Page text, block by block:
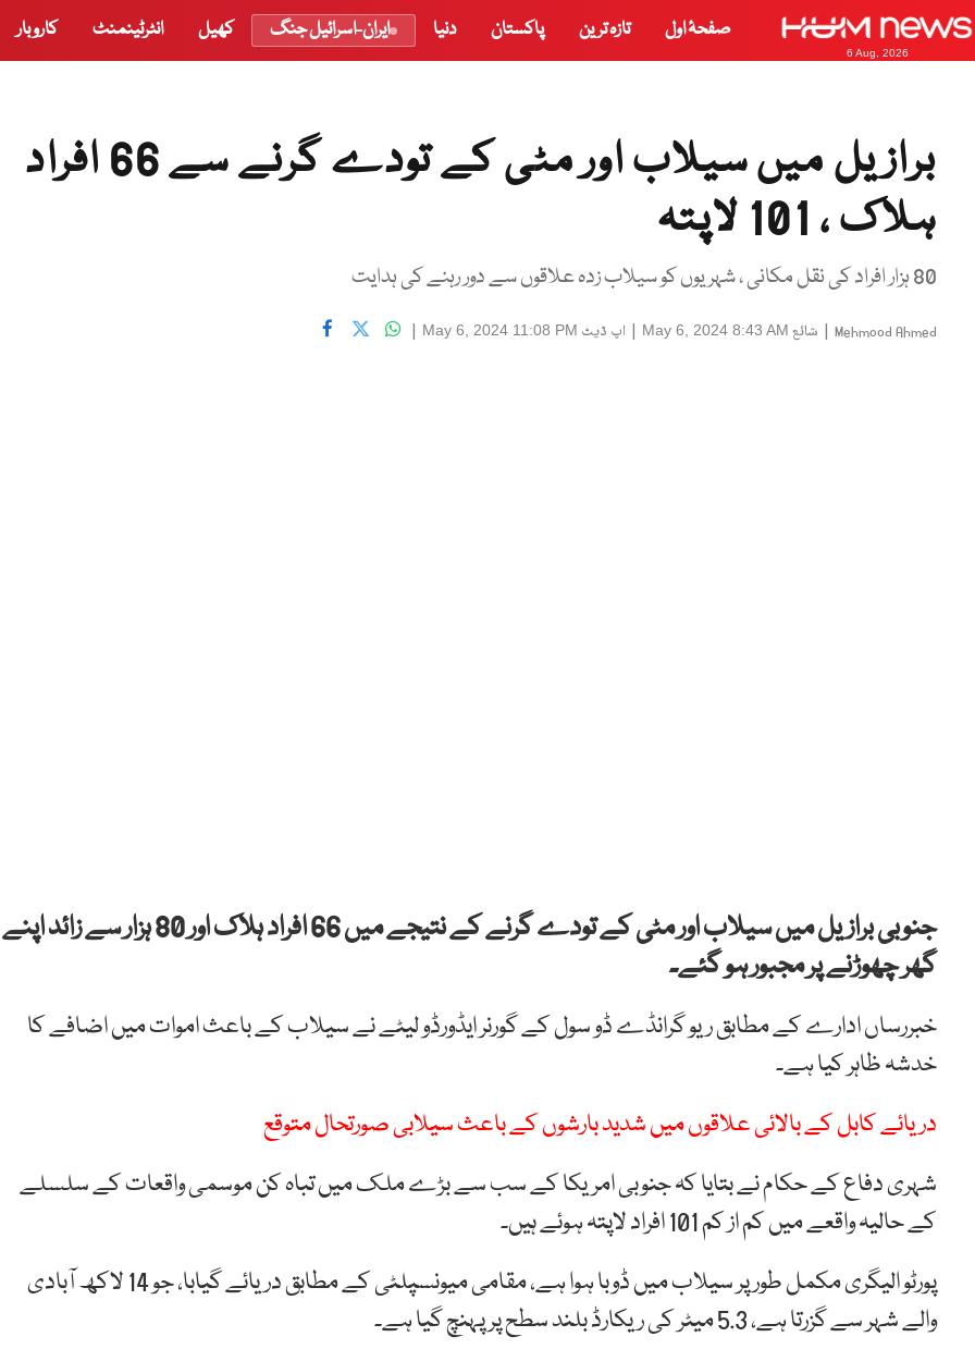
6 Aug, 2026
صفحۂ اول تازہ ترین پاکستان دنیا ایران-اسرائیل جنگ کھیل انٹرٹینمنٹ کاروبار
برازیل میں سیلاب اور مٹی کے تودے گرنے سے 66 افراد
ہلاک ، 101 لاپتہ
80 ہزار افراد کی نقل مکانی ، شہریوں کو سیلاب زدہ علاقوں سے دور رہنے کی ہدایت
Mehmood Ahmed
| شائع May 6, 2024 8:43 AM
| اپ ڈیٹ May 6, 2024 11:08 PM
|
جنوبی برازیل میں سیلاب اور مٹی کے تودے گرنے کے نتیجے میں 66 افراد ہلاک اور 80 ہزار سے زائد اپنے
گھر چھوڑنے پر مجبور ہو گئے۔
خبررساں ادارے کے مطابق ریو گرانڈے ڈو سول کے گورنر ایڈورڈو لیٹے نے سیلاب کے باعث اموات میں اضافے کا
خدشہ ظاہر کیا ہے۔
دریائے کابل کے بالائی علاقوں میں شدید بارشوں کے باعث سیلابی صورتحال متوقع
شہری دفاع کے حکام نے بتایا کہ جنوبی امریکا کے سب سے بڑے ملک میں تباہ کن موسمی واقعات کے سلسلے
کے حالیہ واقعے میں کم از کم 101 افراد لاپتہ ہوئے ہیں۔
پورٹو الیگری مکمل طور پر سیلاب میں ڈوبا ہوا ہے، مقامی میونسپلٹی کے مطابق دریائے گیابا، جو 14 لاکھ آبادی
والے شہر سے گزرتا ہے، 5.3 میٹر کی ریکارڈ بلند سطح پر پہنچ گیا ہے۔